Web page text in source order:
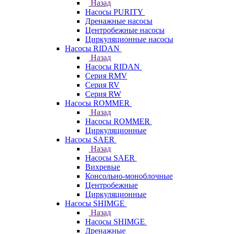
Назад
Насосы PURITY
Дренажные насосы
Центробежные насосы
Циркуляционные насосы
Насосы RIDAN
Назад
Насосы RIDAN
Серия RMV
Серия RV
Серия RW
Насосы ROMMER
Назад
Насосы ROMMER
Циркуляционные
Насосы SAER
Назад
Насосы SAER
Вихревые
Консольно-моноблочные
Центробежные
Циркуляционные
Насосы SHIMGE
Назад
Насосы SHIMGE
Дренажные